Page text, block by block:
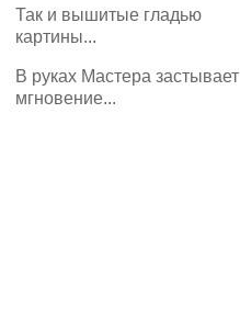
Так и вышитые гладью
картины...
В руках Мастера застывает
мгновение...